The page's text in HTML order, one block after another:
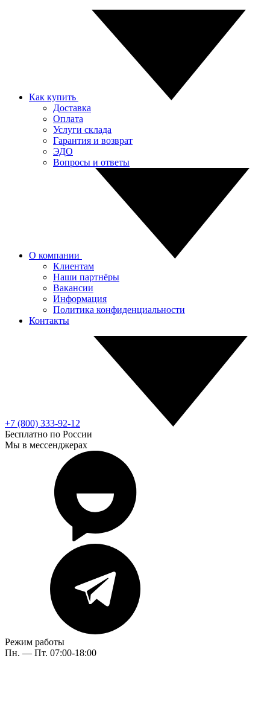
Как купить
Доставка
Оплата
Услуги склада
Гарантия и возврат
ЭДО
Вопросы и ответы
О компании
Клиентам
Наши партнёры
Вакансии
Информация
Политика конфиденциальности
Контакты
+7 (800) 333-92-12
Бесплатно по России
Мы в мессенджерах
Режим работы
Пн. — Пт. 07:00-18:00